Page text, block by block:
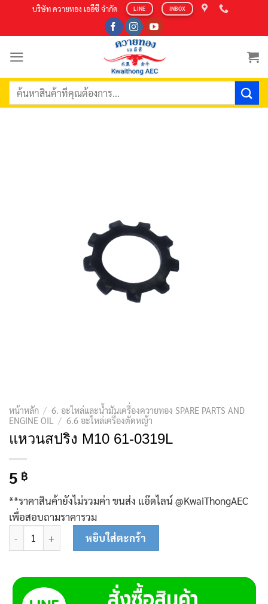
content
บริษัท ควายทอง เออีซี จำกัด LINE INBOX
ค้นหา:
หน้าหลัก / 6. อะไหล่และน้ำมันเครื่องควายทอง SPARE PARTS AND
ENGINE OIL
/ 6.6 อะไหล่เครื่องตัดหญ้า
แหวนสปริง M10 61-0319L
5 ฿
**ราคาสินค้ายังไม่รวมค่า ขนส่ง แอ๊ดไลน์ @KwaiThongAEC
เพื่อสอบถามราคารวม
จำนวน แหวนสปริง M10 61-0319L ชิ้น
หยิบใส่ตะกร้า